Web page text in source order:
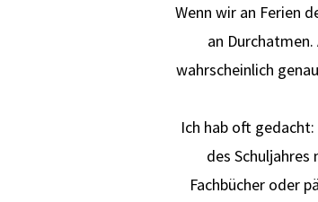
Wenn wir an Ferien
an
wahrscheinlich
Ich hab oft
des
Fachbücher oder